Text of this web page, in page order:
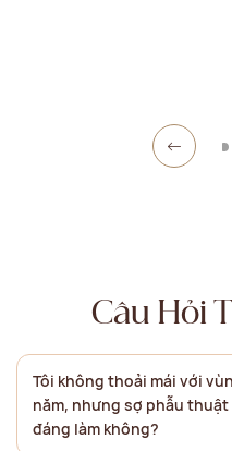
Câu Hỏi
Tôi không thoải mái với
năm, nhưng sợ phẫu
đáng làm không?